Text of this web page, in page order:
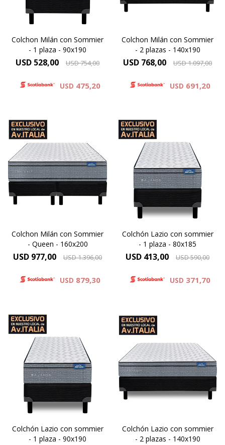
sistema de doble Europillow.
Colchon Milán con Sommier
- 1 plaza - 90x190
USD 528,00 USD754,00
USD 475,20
Colchon Milán con Sommier
- 2 plazas - 140x190
USD 768,00 USD1.097,00
USD 691,20
Una combinación de
espumas firmes y
sostenibles, altura de
colchón 29 cm y 64 cm la
suma del colchón y el
sommier.
Doble confort gracias a las
Extrafirm contenidas por un
sistema de doble Europillow.
Colchon Milán con Sommier
- Queen - 160x200
USD 977,00 USD1.396,00
USD 879,30
Óptimo soporte y mayor
duración, altura de colchón
24 cm y 59cm la suma del
colchón y el sommier.
Elevado confort gracias a las
capas adicionales de espuma
contenida por un sistema
Colchón Lazio con sommier
- 1 plaza - 80x185
USD 413,00 USD590,00
USD 371,70
Óptimo soporte y mayor
duración, altura de colchón
24 cm y 59cm la suma del
colchón y el sommier.
Elevado confort gracias a las
capas adicionales de espuma
contenida por un sistema
Colchón Lazio con sommier
- 1 plaza - 90x190
Óptimo soporte y mayor
duración, altura de colchón
24 cm y 59cm la suma del
colchón y el sommier.
Elevado confort gracias a las
capas adicionales de espuma
Europillow
Colchón Lazio con sommier
- 2 plazas - 140x190